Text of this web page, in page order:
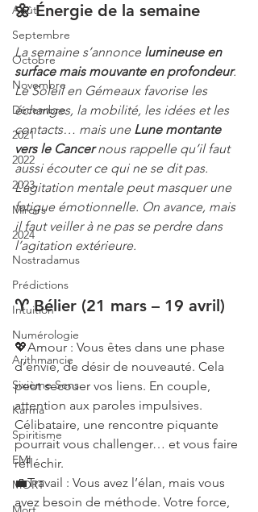
Août
Septembre
Octobre
Novembre
Décembre
2021
2022
2023
Miroirs
2024
Nostradamus
Prédictions
Intuition
Numérologie
Arithmancie
Sixième Sens
Karma
Spiritisme
EMI
MORT
🌼 Énergie de la semaine
La semaine s’annonce lumineuse en
surface mais mouvante en profondeur.
Le Soleil en Gémeaux favorise les
échanges, la mobilité, les idées et les
contacts… mais une Lune montante
vers le Cancer nous rappelle qu’il faut
aussi écouter ce qui ne se dit pas.
L’agitation mentale peut masquer une
fatigue émotionnelle. On avance, mais
il faut veiller à ne pas se perdre dans
l’agitation extérieure.
♈ Bélier (21 mars – 19 avril)
💖Amour : Vous êtes dans une phase
d’envie, de désir de nouveauté. Cela
peut secouer vos liens. En couple,
attention aux paroles impulsives.
Célibataire, une rencontre piquante
pourrait vous challenger… et vous faire
réfléchir.
💼Travail : Vous avez l’élan, mais vous
avez besoin de méthode. Votre force,